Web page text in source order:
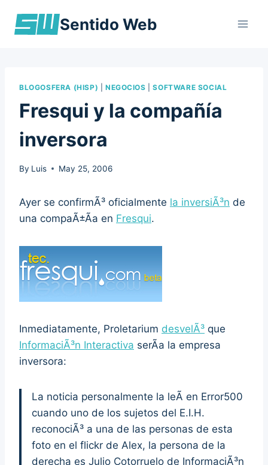
Sentido Web
BLOGOSFERA (HISP) NEGOCIOS |SOFTWARE SOCIAL
Fresqui y la compañía
inversora
By Luis May 25, 2006
Ayer se confirmÃ³ oficialmente la inversiÃ³n de
una compaÃ±Ã­a en Fresqui.
Inmediatamente, Proletarium desvelÃ³ que
InformaciÃ³n Interactiva serÃ­a la empresa
inversora:
La noticia personalmente la leÃ­ en Error500
cuando uno de los sujetos del E.I.H.
reconociÃ³ a una de las personas de esta
foto en el flickr de Alex, la persona de la
derecha es Julio Cotorruelo de InformaciÃ³n